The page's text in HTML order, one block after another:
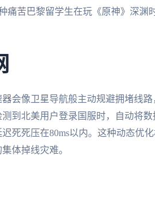
痛苦巴黎留学生在玩《原神》深渊
会像卫星导航般主动规避拥堵线路
到北美用户登录国服时，自动将
死死压在80ms以内。这种动态优
体掉线灾难。